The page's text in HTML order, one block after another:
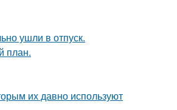
ушли в отпуск.
план.
их давно используют